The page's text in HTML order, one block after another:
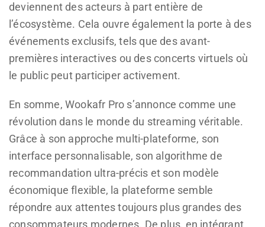
deviennent des acteurs à part entière de
l’écosystème. Cela ouvre également la porte à des
événements exclusifs, tels que des avant-
premières interactives ou des concerts virtuels où
le public peut participer activement.
En somme, Wookafr Pro s’annonce comme une
révolution dans le monde du streaming véritable.
Grâce à son approche multi-plateforme, son
interface personnalisable, son algorithme de
recommandation ultra-précis et son modèle
économique flexible, la plateforme semble
répondre aux attentes toujours plus grandes des